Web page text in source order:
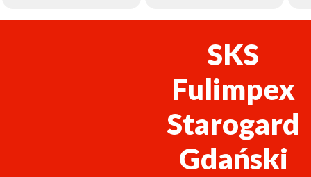
SKS
Fulimpex
Starogard
Gdański